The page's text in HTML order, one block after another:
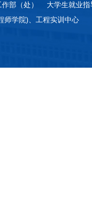
部（处）
大学生就业指
师学院)、工程实训中心